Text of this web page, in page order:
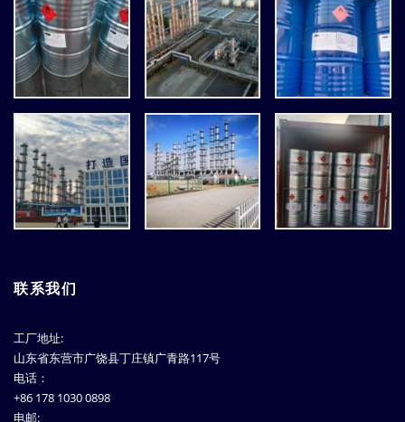
联系我们
工厂地址:
山东省东营市广饶县丁庄镇广青路117号
电话：
+86 178 1030 0898
电邮: